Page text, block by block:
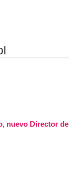
nuevo Director de